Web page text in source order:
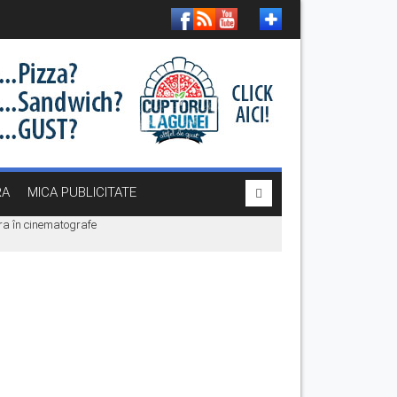
MICA PUBLICITATE
în cinematografe